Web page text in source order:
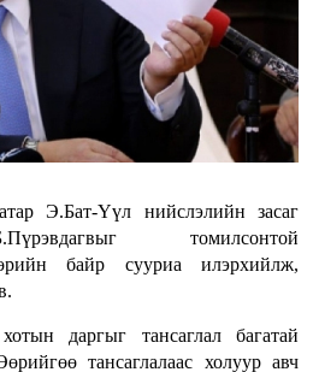
Э.Бат-Үүл нийслэлийн засаг
томилсонтой
байр сууриа илэрхийлж,
даргыг тансаглал багатай
тансаглалаас холуур авч